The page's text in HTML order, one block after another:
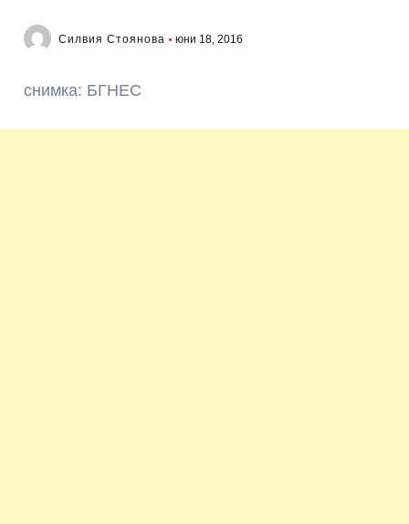
Силвия Стоянова юни 18, 2016
снимка: БГНЕС